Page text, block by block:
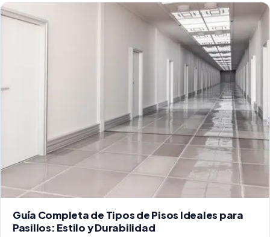
Guía Completa de Tipos de Pisos Ideales para
Pasillos: Estilo y Durabilidad